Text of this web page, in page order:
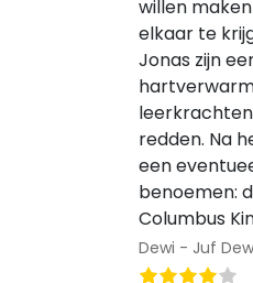
willen
elkaar te
Jonas zijn
redden. Na
een
benoemen:
Columbus
Dewi - Juf